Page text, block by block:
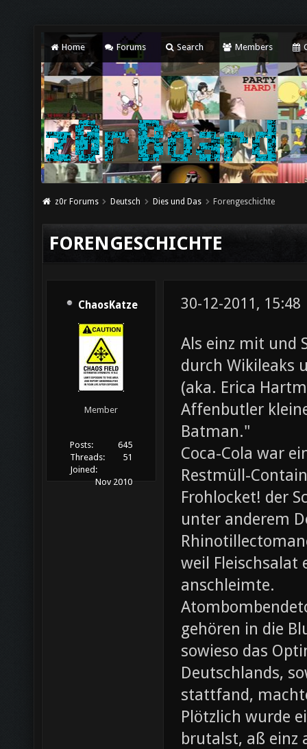
Home Forums Search Members
z0r Forums Deutsch Dies und Das Forengeschichte
FORENGESCHICHTE
ChaosKatze
Member
Posts:
645
Threads:
51
Joined:
Nov 2010
30-12-2011, 15:48
Als einz mit und
durch Wikileaks
(aka. Erica
Affenbutler
Batman."
Coca-Cola war
Restmüll-
Frohlocket! der
unter anderem
weil Fleischsalat
anschleimte.
gehören in die
sowieso das
Deutschlands,
stattfand,
Plötzlich wurde
brutalst, aß einz